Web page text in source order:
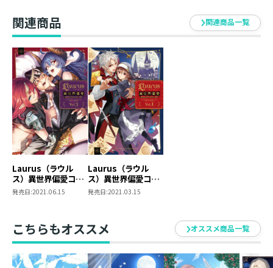
関連商品 関連商品一覧
Laurus（ラウル
ス）異世界偏愛コミ
ックアンソロジー
発売日:2021.06.15
Laurus（ラウル
ス）異世界偏愛コミ
ックアンソロジー
発売日:2021.03.15
こちらもオススメ オススメ商品一覧